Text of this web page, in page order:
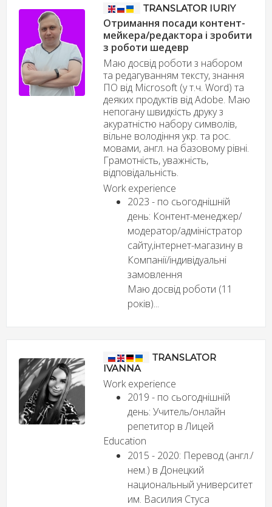
TRANSLATOR IURIY
Отримання посади контент-
мейкера/редактора і зробити
з роботи шедевр
Маю досвід роботи з набором
та редагуванням тексту, знання
ПО від Microsoft (у т.ч. Word) та
деяких продуктів від Adobe. Маю
непогану швидкість друку з
акуратністю набору символів,
вільне володіння укр. та рос.
мовами, англ. на базовому рівні.
Грамотність, уважність,
відповідальність.
Work experience
2023 - по сьогоднішній
день: Контент-менеджер/
модератор/адміністратор
сайту,інтернет-магазину в
Компанії/індивідуальні
замовлення
Маю досвід роботи (11
років)...
TRANSLATOR
IVANNA
Work experience
2019 - по сьогоднішній
день: Учитель/онлайн
репетитор в Лицей
Education
2015 - 2020: Перевод (англ./
нем.) в Донецкий
национальный университет
им. Василия Стуса